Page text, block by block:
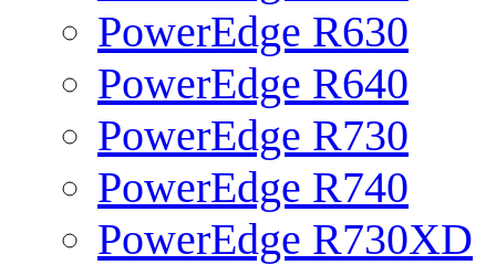
PowerEdge R630
PowerEdge R640
PowerEdge R730
PowerEdge R740
PowerEdge R730XD